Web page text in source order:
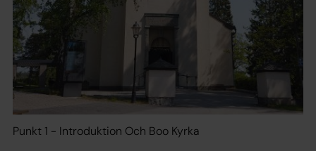
Punkt 1 - Introduktion Och Boo Kyrka